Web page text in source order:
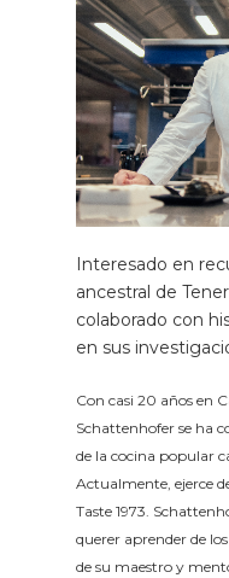
Interesado en
ancestral de
colaborado con
en sus
Con casi 20 años en
Schattenhofer se ha
de la cocina popular
Actualmente, ejerce
Taste 1973.
querer aprender de
de su maestro y